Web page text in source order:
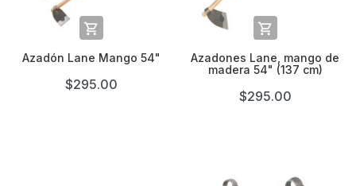

Azadón Lane Mango 54"
$295.00

Azadones Lane, mango de
madera 54" (137 cm)
$295.00